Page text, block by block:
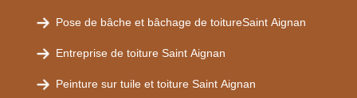
Pose de bâche et bâchage de toitureSaint Aignan
Entreprise de toiture Saint Aignan
Peinture sur tuile et toiture Saint Aignan